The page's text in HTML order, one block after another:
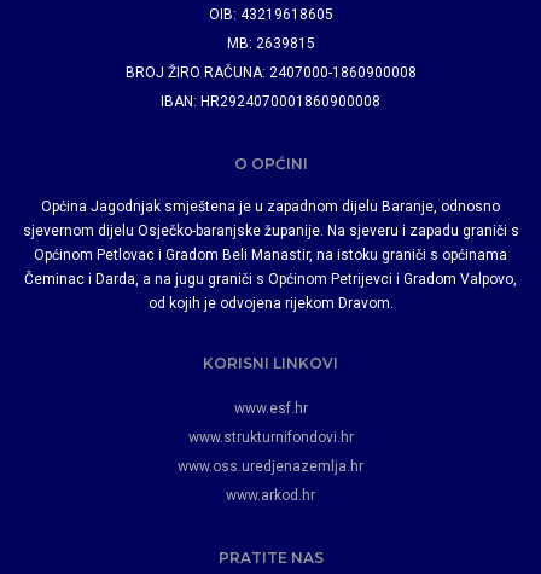
OIB: 43219618605
MB: 2639815
BROJ ŽIRO RAČUNA: 2407000-1860900008
IBAN: HR2924070001860900008
O OPĆINI
Općina Jagodnjak smještena je u zapadnom dijelu Baranje, odnosno
sjevernom dijelu Osječko-baranjske županije. Na sjeveru i zapadu graniči s
Općinom Petlovac i Gradom Beli Manastir, na istoku graniči s općinama
Čeminac i Darda, a na jugu graniči s Općinom Petrijevci i Gradom Valpovo,
od kojih je odvojena rijekom Dravom.
KORISNI LINKOVI
www.esf.hr
www.strukturnifondovi.hr
www.oss.uredjenazemlja.hr
www.arkod.hr
PRATITE NAS